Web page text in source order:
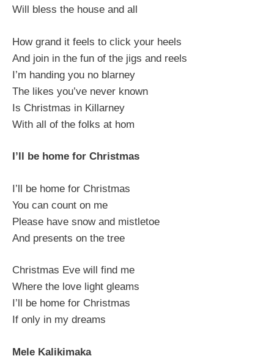
Will bless the house and all
How grand it feels to click your heels
And join in the fun of the jigs and reels
I’m handing you no blarney
The likes you’ve never known
Is Christmas in Killarney
With all of the folks at hom
I’ll be home for Christmas
I’ll be home for Christmas
You can count on me
Please have snow and mistletoe
And presents on the tree
Christmas Eve will find me
Where the love light gleams
I’ll be home for Christmas
If only in my dreams
Mele Kalikimaka